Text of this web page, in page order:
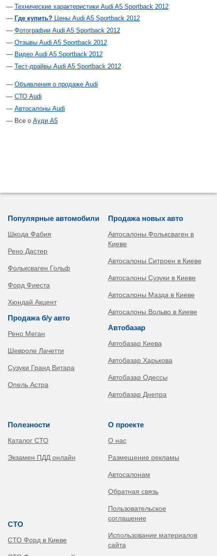
Технические характеристики Audi A5 Sportback 2012
Где купить?Цены Audi A5 Sportback 2012
Фотографии Audi A5 Sportback 2012
Отзывы Audi A5 Sportback 2012
Видео Audi A5 Sportback 2012
Тест-драйвы Audi A5 Sportback 2012
Объявления о продаже Audi
СТО Audi
Автосалоны Audi
Все о Ауди А5
Популярные автомобили
Шкода Фабия
Рено Дастер
Фольксваген Гольф
Форд Фиеста
Хюндай Акцент
Продажа б/у авто
Рено Меган
Шевроле Лачетти
Сузуки Гранд Витара
Опель Астра
Продажа новых авто
Автосалоны Фольксваген в
Киеве
Автосалоны Ситроен в Киеве
Автосалоны Сузуки в Киеве
Автосалоны Мазда в Киеве
Автосалоны Вольво в Киеве
Автобазар
Автобазар Киева
Автобазар Харькова
Автобазар Одессы
Автобазар Днепра
Полезности
Каталог СТО
Экзамен ПДД онлайн
СТО
СТО Форд в Киеве
О проекте
О нас
Размещение рекламы
Автосалонам
Обратная связь
Пользовательское
соглашение
Использование материалов
сайта